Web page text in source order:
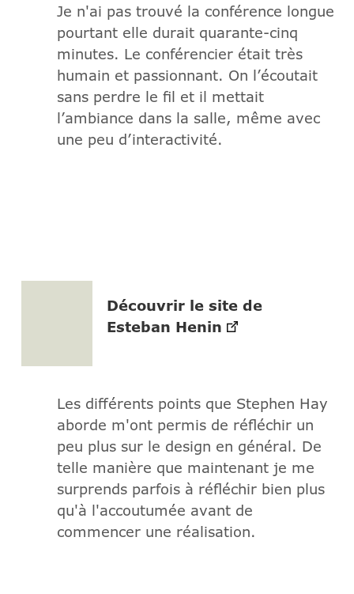
Je n'ai pas trouvé la conférence longue
pourtant elle durait quarante-cinq
minutes. Le conférencier était très
humain et passionnant. On l’écoutait
sans perdre le fil et il mettait
l’ambiance dans la salle, même avec
une peu d’interactivité.
Découvrir le site de
Esteban Henin
Les différents points que Stephen Hay
aborde m'ont permis de réfléchir un
peu plus sur le design en général. De
telle manière que maintenant je me
surprends parfois à réfléchir bien plus
qu'à l'accoutumée avant de
commencer une réalisation.